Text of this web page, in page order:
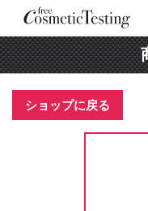
ショップに戻る